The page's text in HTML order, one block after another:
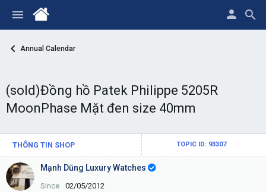
Annual Calendar
(sold)Đồng hồ Patek Philippe 5205R
MoonPhase Mặt đen size 40mm
THÔNG TIN SHOP TOPIC ID: 93307
Mạnh Dũng Luxury Watches
Since 02/05/2012